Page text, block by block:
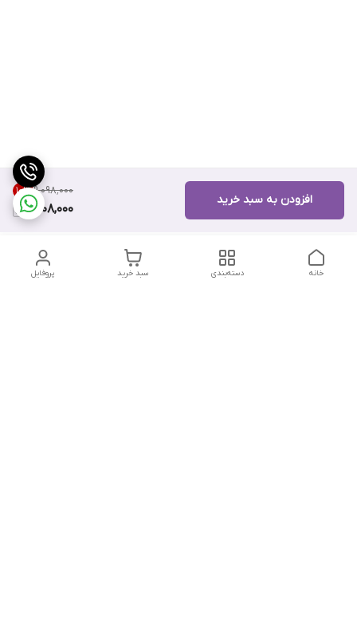
۹٬۰۹۸٬۰۰۰ 10%
8,108,000
افزودن به سبد خرید
پروفایل سبد خرید دسته‌بندی خانه